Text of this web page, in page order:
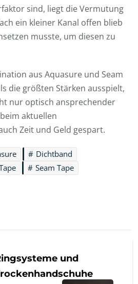
sind, liegt die Vermutung
ein kleiner Kanal offen blieb
musste, um diesen zu
aus Aquasure und Seam
die größten Stärken ausspielt,
nur optisch ansprechender
aktuellen
Zeit und Geld gespart.
Dichtband
Seam Tape
und